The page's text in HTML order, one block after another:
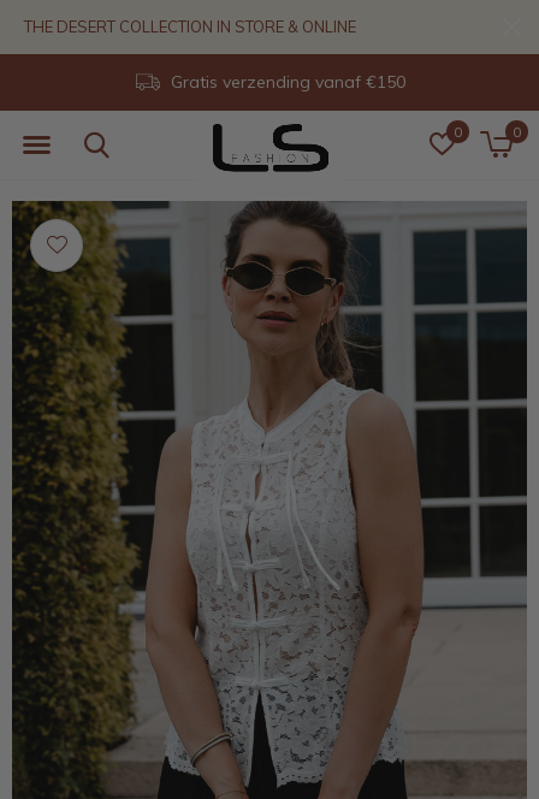
0 0
Gratis verzending vanaf €150
THE DESERT COLLECTION IN STORE & ONLINE